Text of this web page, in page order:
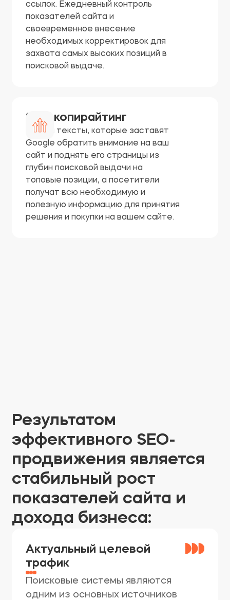
ссылок. Ежедневный контроль
показателей сайта и
своевременное внесение
необходимых корректировок для
захвата самых высоких позиций в
поисковой выдаче.
SEO-копирайтинг
Пишем тексты, которые заставят
Google обратить внимание на ваш
сайт и поднять его страницы из
глубин поисковой выдачи на
топовые позиции, а посетители
получат всю необходимую и
полезную информацию для принятия
решения и покупки на вашем сайте.
Результатом
эффективного SEO-
продвижения является
стабильный рост
показателей сайта и
дохода бизнеса:
Актуальный целевой
трафик
Поисковые системы являются
одним из основных источников